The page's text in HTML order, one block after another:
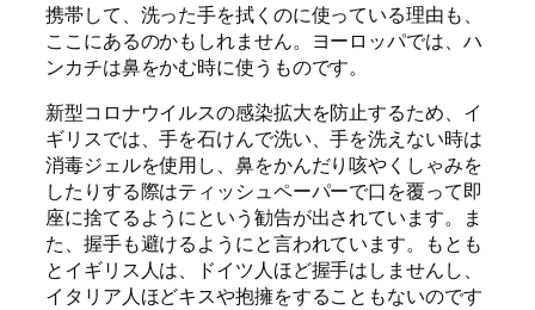
携帯して、洗った手を拭くのに使っている理由も、
ここにあるのかもしれません。ヨーロッパでは、ハ
ンカチは鼻をかむ時に使うものです。
新型コロナウイルスの感染拡大を防止するため、イ
ギリスでは、手を石けんで洗い、手を洗えない時は
消毒ジェルを使用し、鼻をかんだり咳やくしゃみを
したりする際はティッシュペーパーで口を覆って即
座に捨てるようにという勧告が出されています。ま
た、握手も避けるようにと言われています。もとも
とイギリス人は、ドイツ人ほど握手はしませんし、
イタリア人ほどキスや抱擁をすることもないのです